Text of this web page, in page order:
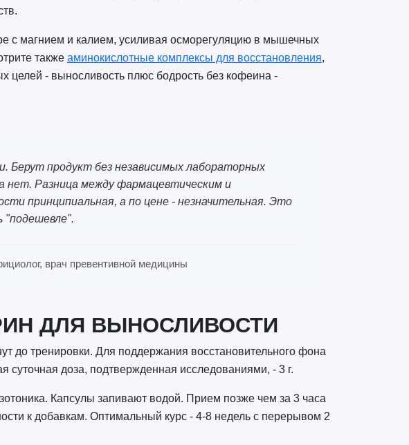
с магнием и калием, усиливая осморегуляцию в мышечных
также аминокислотные комплексы для восстановления,
целей - выносливость плюс бодрость без кофеина -
Берут продукт без независимых лабораторных
Разница между фармацевтическим и
принципиальная, а по цене - незначительная. Это
"подешевле".
врач превентивной медицины
ДЛЯ ВЫНОСЛИВОСТИ
до тренировки. Для поддержания восстановительного фона
суточная доза, подтвержденная исследованиями, - 3 г.
Капсулы запивают водой. Прием позже чем за 3 часа
к добавкам. Оптимальный курс - 4-8 недель с перерывом 2